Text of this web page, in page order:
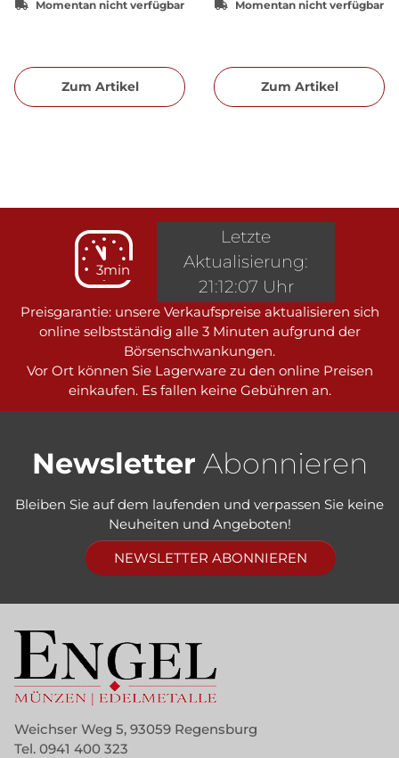
Momentan nicht verfügbar
Zum Artikel
Momentan nicht verfügbar
Zum Artikel
3min
Preisgarantie: unsere Verkaufspreise aktualisieren sich
online selbstständig alle 3 Minuten aufgrund der
Börsenschwankungen.
Vor Ort können Sie Lagerware zu den online Preisen
einkaufen. Es fallen keine Gebühren an.
Letzte
Aktualisierung:
21:12:07 Uhr
Newsletter Abonnieren
Bleiben Sie auf dem laufenden und verpassen Sie keine
Neuheiten und Angeboten!
NEWSLETTER ABONNIEREN
Weichser Weg 5, 93059 Regensburg
Tel. 0941 400 323